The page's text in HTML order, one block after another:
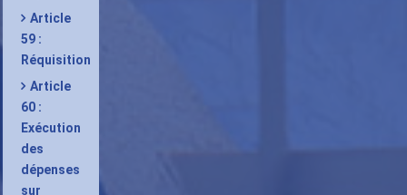
Article
59 :
Réquisition
Article
60 :
Exécution
des
dépenses
sur